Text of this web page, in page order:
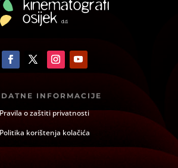
INFORMACIJE
Pravila o zaštiti privatnosti
Politika korištenja kolačića